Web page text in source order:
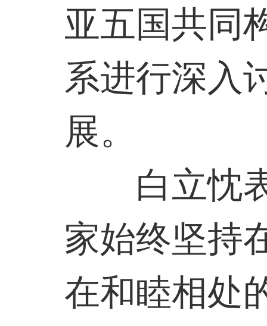
亚五国共同
系进行深入
展。
白立忱表
家始终坚持
在和睦相处